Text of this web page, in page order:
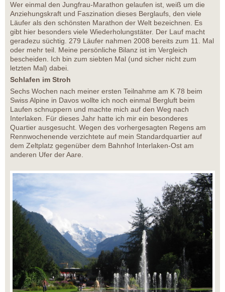
Wer einmal den Jungfrau-Marathon gelaufen ist, weiß um die
Anziehungskraft und Faszination dieses Berglaufs, den viele
Läufer als den schönsten Marathon der Welt bezeichnen. Es
gibt hier besonders viele Wiederholungstäter. Der Lauf macht
geradezu süchtig. 279 Läufer nahmen 2008 bereits zum 11. Mal
oder mehr teil. Meine persönliche Bilanz ist im Vergleich
bescheiden. Ich bin zum siebten Mal (und sicher nicht zum
letzten Mal) dabei.
Schlafen im Stroh
Sechs Wochen nach meiner ersten Teilnahme am K 78 beim
Swiss Alpine in Davos wollte ich noch einmal Bergluft beim
Laufen schnuppern und machte mich auf den Weg nach
Interlaken. Für dieses Jahr hatte ich mir ein besonderes
Quartier ausgesucht. Wegen des vorhergesagten Regens am
Rennwochenende verzichtete auf mein Standardquartier auf
dem Zeltplatz gegenüber dem Bahnhof Interlaken-Ost am
anderen Ufer der Aare.